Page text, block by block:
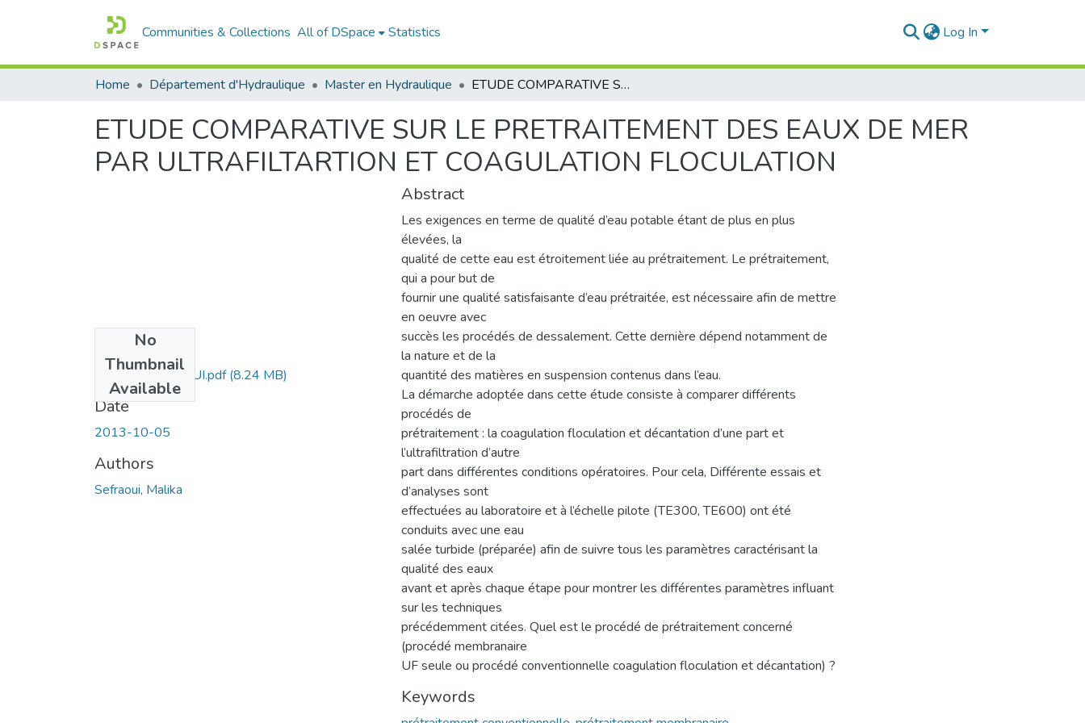
Communities & Collections All of DSpace Statistics Log In
Home Département d'Hydraulique Master en Hydraulique ETUDE COMPARATIVE SUR LE PRETRAITEMENT DES EAUX DE MER PAR ULTRAFILTARTION ET COAGULATION FLOCULATION
ETUDE COMPARATIVE SUR LE PRETRAITEMENT DES EAUX DE MER
PAR ULTRAFILTARTION ET COAGULATION FLOCULATION
No
Thumbnail
Available
Ms.Hyd.SEFRAOUI.pdf(8.24 MB)
Date
2013-10-05
Authors
Sefraoui, Malika
Abstract
Les exigences en terme de qualité d’eau potable étant de plus en plus
élevées, la
qualité de cette eau est étroitement liée au prétraitement. Le prétraitement,
qui a pour but de
fournir une qualité satisfaisante d’eau prétraitée, est nécessaire afin de mettre
en oeuvre avec
succès les procédés de dessalement. Cette dernière dépend notamment de
la nature et de la
quantité des matières en suspension contenus dans l’eau.
La démarche adoptée dans cette étude consiste à comparer différents
procédés de
prétraitement : la coagulation floculation et décantation d’une part et
l’ultrafiltration d’autre
part dans différentes conditions opératoires. Pour cela, Différente essais et
d’analyses sont
effectuées au laboratoire et à l’échelle pilote (TE300, TE600) ont été
conduits avec une eau
salée turbide (préparée) afin de suivre tous les paramètres caractérisant la
qualité des eaux
avant et après chaque étape pour montrer les différentes paramètres influant
sur les techniques
précédemment citées. Quel est le procédé de prétraitement concerné
(procédé membranaire
UF seule ou procédé conventionnelle coagulation floculation et décantation) ?
Keywords